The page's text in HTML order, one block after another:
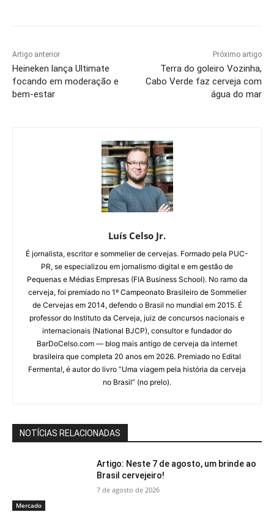
Artigo anterior
Heineken lança Ultimate
focando em moderação e
bem-estar
Próximo artigo
Terra do goleiro Vozinha,
Cabo Verde faz cerveja com
água do mar
Luís Celso Jr.
É jornalista, escritor e sommelier de cervejas. Formado pela PUC-
PR, se especializou em jornalismo digital e em gestão de
Pequenas e Médias Empresas (FIA Business School). No ramo da
cerveja, foi premiado no 1º Campeonato Brasileiro de Sommelier
de Cervejas em 2014, defendo o Brasil no mundial em 2015. É
professor do Instituto da Cerveja, juiz de concursos nacionais e
internacionais (National BJCP), consultor e fundador do
BarDoCelso.com — blog mais antigo de cerveja da internet
brasileira que completa 20 anos em 2026. Premiado no Edital
Fermenta!, é autor do livro “Uma viagem pela história da cerveja
no Brasil” (no prelo).
NOTÍCIAS RELACIONADAS
Mercado
Artigo: Neste 7 de agosto, um brinde ao
Brasil cervejeiro!
7 de agosto de 2026